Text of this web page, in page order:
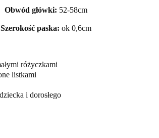
Obwód główki: 52-58cm
Szerokość paska: ok 0,6cm
różyczkami
listkami
i dorosłego